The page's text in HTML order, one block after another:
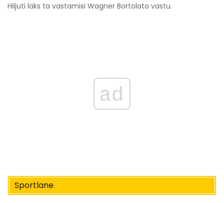
Hiljuti läks ta vastamisi Wagner Bortolato vastu.
ad
Sportlane